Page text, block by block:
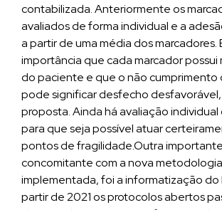
contabilizada. Anteriormente os
avaliados de forma individual e a
a partir de uma média dos
importância que cada marcador
do paciente e que o não cumprimento
pode significar desfecho
proposta. Ainda há avaliação
para que seja possível atuar
pontos de fragilidade.Outra
concomitante com a nova metodologia
implementada, foi a informatização do
partir de 2021 os protocolos abertos